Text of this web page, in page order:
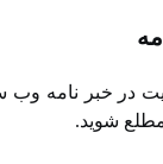
در خبر نامه وب
شوید.